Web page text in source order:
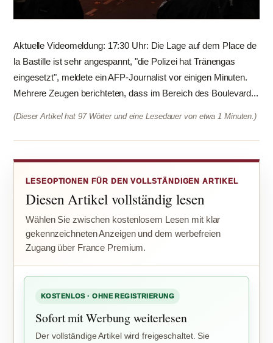
Aktuelle Videomeldung: 17:30 Uhr: Die Lage auf dem Place de
la Bastille ist sehr angespannt, "die Polizei hat Tränengas
eingesetzt", meldete ein AFP-Journalist vor einigen Minuten.
Mehrere Zeugen berichteten, dass im Bereich des Boulevard...
(Dieser Artikel hat 97 Wörter und eine Lesedauer von etwa 1 Minuten.)
LESEOPTIONEN FÜR DEN VOLLSTÄNDIGEN ARTIKEL
Diesen Artikel vollständig lesen
Wählen Sie zwischen kostenlosem Lesen mit klar
gekennzeichneten Anzeigen und dem werbefreien
Zugang über France Premium.
KOSTENLOS · OHNE REGISTRIERUNG
Sofort mit Werbung weiterlesen
Der vollständige Artikel wird freigeschaltet. Sie